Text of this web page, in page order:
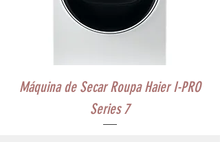
Máquina de Secar Roupa Haier I-PRO
Series 7